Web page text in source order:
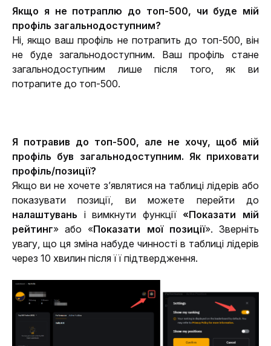
Якщо я не потраплю до топ-500, чи буде мій
профіль загальнодоступним?
Ні, якщо ваш профіль не потрапить до топ-500, він
не буде загальнодоступним. Ваш профіль стане
загальнодоступним лише після того, як ви
потрапите до топ-500.
Я потравив до топ-500, але не хочу, щоб мій
профіль був загальнодоступним. Як приховати
профіль/позиції?
Якщо ви не хочете з’являтися на таблиці лідерів або
налаштувань і вимкнути функції «Показати мій
рейтинг» або «Показати мої позиції». Зверніть
увагу, що ця зміна набуде чинності в таблиці лідерів
через 10 хвилин після її підтвердження.